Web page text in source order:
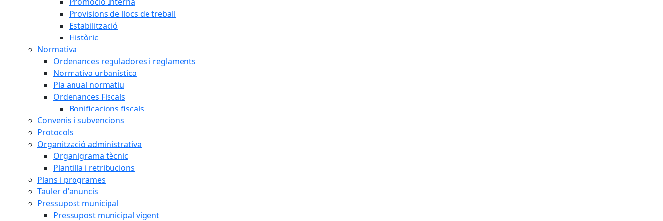
Provisions de llocs de treball
Estabilització
Històric
Normativa
Ordenances reguladores i reglaments
Normativa urbanística
Pla anual normatiu
Ordenances Fiscals
Bonificacions fiscals
Convenis i subvencions
Protocols
Organització administrativa
Organigrama tècnic
Plantilla i retribucions
Plans i programes
Tauler d'anuncis
Pressupost municipal
Pressupost municipal vigent